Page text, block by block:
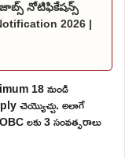
జాబ్స్ నోటిఫికేషన్స్
2026 |
18 నుండి
చెయ్యొచ్చు. అలాగే
లకు 3 సంవత్సరాలు